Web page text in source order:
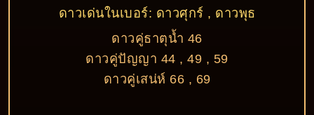
ดาวเด่นในเบอร์: ดาวศุกร์ , ดาวพุธ
ดาวคู่ธาตุน้ำ 46
ดาวคู่ปัญญา 44 , 49 , 59
ดาวคู่เสน่ห์ 66 , 69